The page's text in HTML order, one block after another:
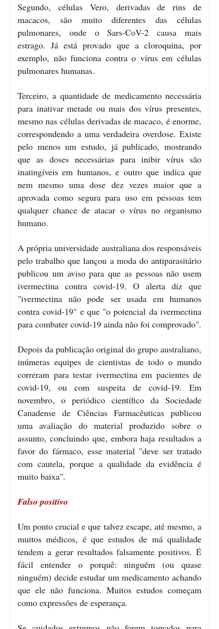
Segundo, células Vero, derivadas de rins de
macacos, são muito diferentes das células
pulmonares, onde o Sars-CoV-2 causa mais
estrago. Já está provado que a cloroquina, por
exemplo, não funciona contra o vírus em células
pulmonares humanas.
Terceiro, a quantidade de medicamento necessária
para inativar metade ou mais dos vírus presentes,
mesmo nas células derivadas de macaco, é enorme,
correspondendo a uma verdadeira overdose. Existe
pelo menos um estudo, já publicado, mostrando
que as doses necessárias para inibir vírus são
inatingíveis em humanos, e outro que indica que
nem mesmo uma dose dez vezes maior que a
aprovada como segura para uso em pessoas tem
qualquer chance de atacar o vírus no organismo
humano.
A própria universidade australiana dos responsáveis
pelo trabalho que lançou a moda do antiparasitário
publicou um aviso para que as pessoas não usem
ivermectina contra covid-19. O alerta diz que
"ivermectina não pode ser usada em humanos
contra covid-19" e que "o potencial da ivermectina
para combater covid-19 ainda não foi comprovado".
Depois da publicação original do grupo australiano,
inúmeras equipes de cientistas de todo o mundo
correram para testar ivermectina em pacientes de
covid-19, ou com suspeita de covid-19. Em
novembro, o periódico científico da Sociedade
Canadense de Ciências Farmacêuticas publicou
uma avaliação do material produzido sobre o
assunto, concluindo que, embora haja resultados a
favor do fármaco, esse material "deve ser tratado
com cautela, porque a qualidade da evidência é
muito baixa".
Falso positivo
Um ponto crucial e que talvez escape, até mesmo, a
muitos médicos, é que estudos de má qualidade
tendem a gerar resultados falsamente positivos. É
fácil entender o porquê: ninguém (ou quase
ninguém) decide estudar um medicamento achando
que ele não funciona. Muitos estudos começam
como expressões de esperança.